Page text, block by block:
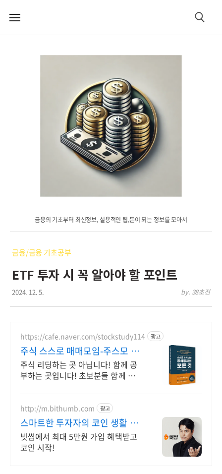
메
검
금융의 기초부터 최신정보, 실용적인 팁,돈이 되는 정보를 모아서
금융/금융 기초공부
ETF 투자 시 꼭 알아야 할 포인트
2024. 12. 5. by. 38초전
https://cafe.naver.com/stockstudy114 광고
주식 스스로 매매모임-주스모 스
스로 공부법을 배웁니다 !
주식 리딩하는 곳 아닙니다! 함께 공
부하는 곳입니다! 초보분들 함께 공
http://m.bithumb.com 광고
스마트한 투자자의 코인 생활 신
규 가입 시 5만원 혜택
빗썸에서 최대 5만원 가입 혜택받고
코인 시작!